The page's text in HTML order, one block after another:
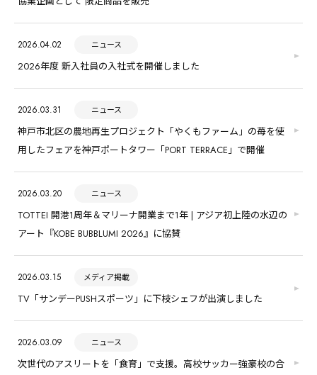
2026.04.02 ニュース
2026年度 新入社員の入社式を開催しました
2026.03.31 ニュース
神戸市北区の農地再生プロジェクト「やくもファーム」の苺を使
用したフェアを神戸ポートタワー「PORT TERRACE」で開催
2026.03.20 ニュース
TOTTEI 開港1周年＆マリーナ開業まで1年 | アジア初上陸の水辺の
アート『KOBE BUBBLUMI 2026』に協賛
2026.03.15 メディア掲載
TV「サンデーPUSHスポーツ」に下枝シェフが出演しました
2026.03.09 ニュース
次世代のアスリートを「食育」で支援。高校サッカー強豪校の合